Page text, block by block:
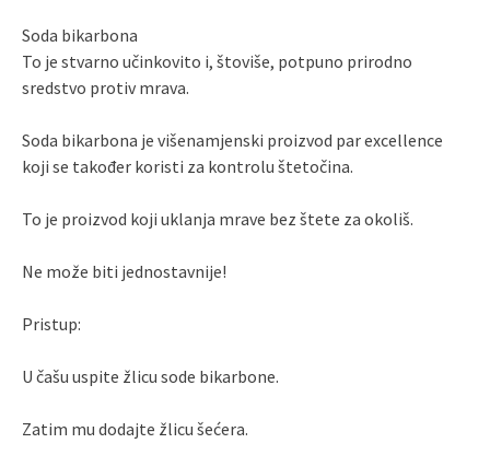
Soda bikarbona
To je stvarno učinkovito i, štoviše, potpuno prirodno
sredstvo protiv mrava.
Soda bikarbona je višenamjenski proizvod par excellence
koji se također koristi za kontrolu štetočina.
To je proizvod koji uklanja mrave bez štete za okoliš.
Ne može biti jednostavnije!
Pristup:
U čašu uspite žlicu sode bikarbone.
Zatim mu dodajte žlicu šećera.